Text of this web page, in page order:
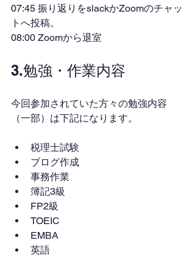
07:45 振り返りをslackかZoomのチャッ
トへ投稿。
08:00 Zoomから退室
3.勉強・作業内容
今回参加されていた方々の勉強内容
（一部）は下記になります。
税理士試験
ブログ作成
事務作業
簿記3級
FP2級
TOEIC
EMBA
英語